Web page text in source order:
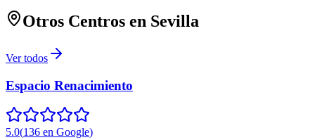
Otros Centros en Sevilla
Ver todos
Espacio Renacimiento
5.0(136 en Google)